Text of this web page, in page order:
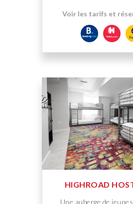
Voir les tarifs et
HIGHROAD
Une auberge de